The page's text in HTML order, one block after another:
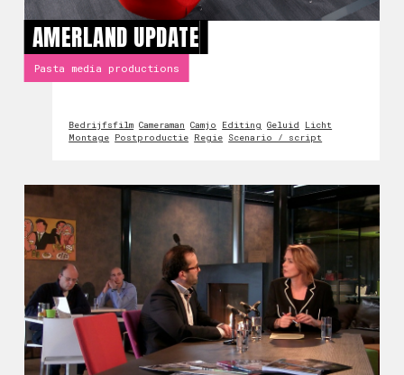
AMERLAND UPDATE
Pasta media productions
Bedrijfsfilm Cameraman Camjo Editing Geluid
Licht
Montage Postproductie Regie Scenario / script